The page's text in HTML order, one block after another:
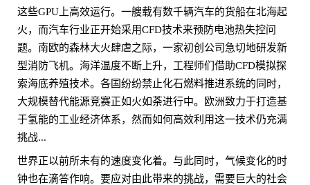
这些GPU上高效运行。一艘载有数千辆汽车的货船在北海起
火，而汽车行业正开始采用CFD技术来预防电池热失控问
题。南欧的森林大火肆虐之际，一家初创公司急切地研发新
型消防飞机。海洋温度不断上升，工程师们借助CFD模拟探
索海底养殖技术。各国纷纷禁止化石燃料推进系统的同时，
大规模替代能源竞赛正如火如荼进行中。欧洲致力于打造基
于氢能的工业经济体系，然而如何高效利用这一技术仍充满
挑战...
世界正以前所未有的速度变化着。与此同时，气候变化的时
钟也在滴答作响。要应对由此带来的挑战，需要巨大的社会